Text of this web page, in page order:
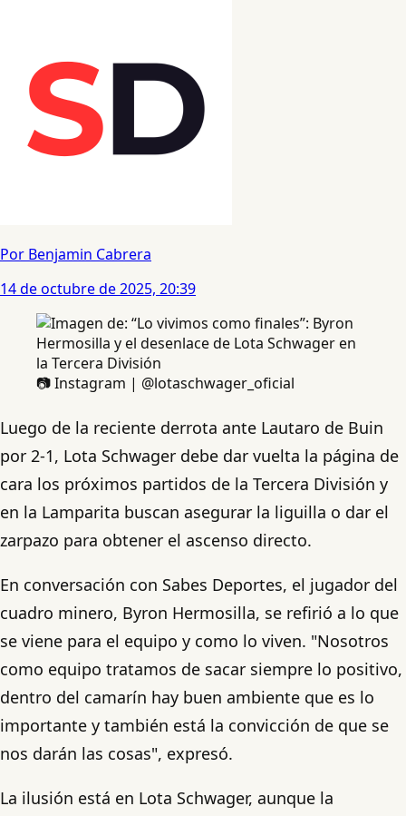
Por Benjamin Cabrera
14 de octubre de 2025, 20:39
📷 Instagram | @lotaschwager_oficial
Luego de la reciente derrota ante Lautaro de Buin
por 2-1, Lota Schwager debe dar vuelta la página de
cara los próximos partidos de la Tercera División y
en la Lamparita buscan asegurar la liguilla o dar el
zarpazo para obtener el ascenso directo.
En conversación con Sabes Deportes, el jugador del
cuadro minero, Byron Hermosilla, se refirió a lo que
se viene para el equipo y como lo viven. "Nosotros
como equipo tratamos de sacar siempre lo positivo,
dentro del camarín hay buen ambiente que es lo
importante y también está la convicción de que se
nos darán las cosas", expresó.
La ilusión está en Lota Schwager, aunque la